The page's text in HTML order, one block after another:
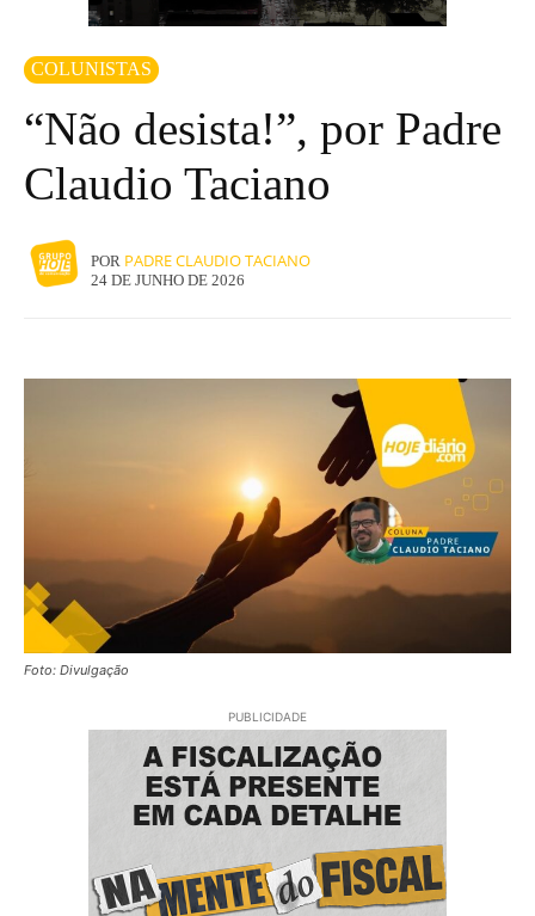
COLUNISTAS
“Não desista!”, por Padre
Claudio Taciano
POR PADRE CLAUDIO TACIANO
24 DE JUNHO DE 2026
Foto: Divulgação
PUBLICIDADE